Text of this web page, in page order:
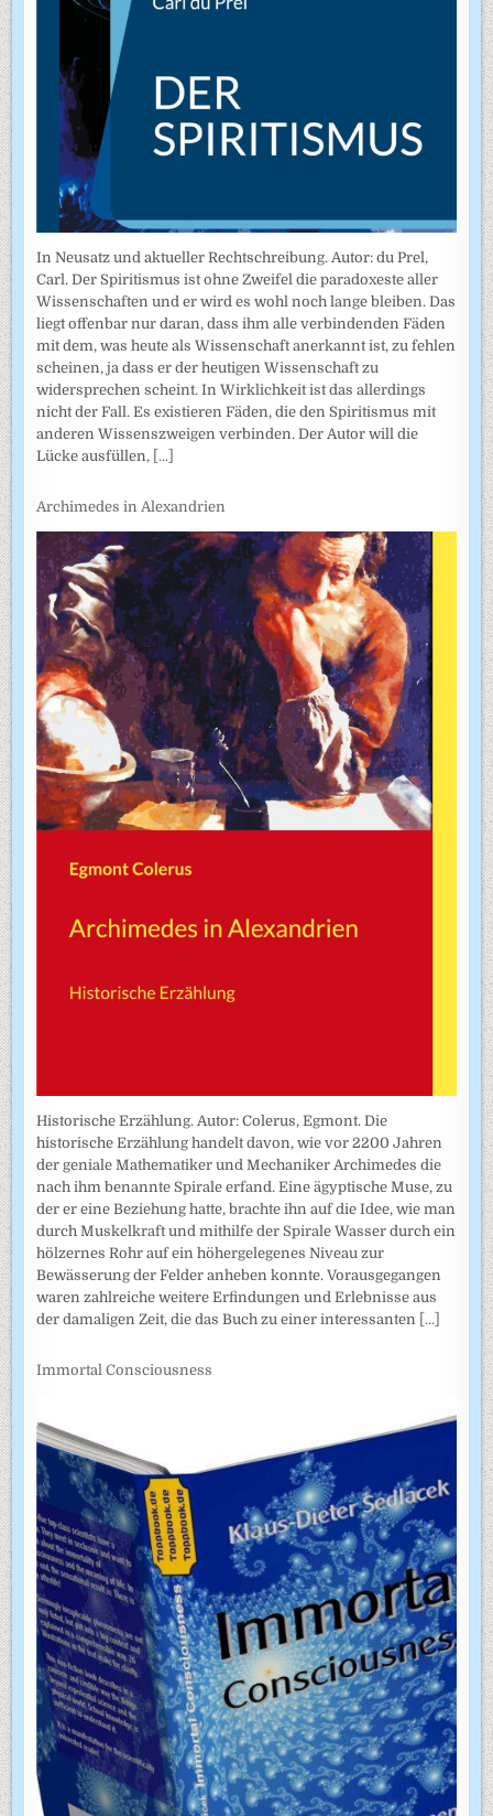
In Neusatz und aktueller Rechtschreibung. Autor: du Prel,
Carl. Der Spiritismus ist ohne Zweifel die paradoxeste aller
Wissenschaften und er wird es wohl noch lange bleiben. Das
liegt offenbar nur daran, dass ihm alle verbindenden Fäden
mit dem, was heute als Wissenschaft anerkannt ist, zu fehlen
scheinen, ja dass er der heutigen Wissenschaft zu
widersprechen scheint. In Wirklichkeit ist das allerdings
nicht der Fall. Es existieren Fäden, die den Spiritismus mit
anderen Wissenszweigen verbinden. Der Autor will die
Lücke ausfüllen, [...]
Archimedes in Alexandrien
Historische Erzählung. Autor: Colerus, Egmont. Die
historische Erzählung handelt davon, wie vor 2200 Jahren
der geniale Mathematiker und Mechaniker Archimedes die
nach ihm benannte Spirale erfand. Eine ägyptische Muse, zu
der er eine Beziehung hatte, brachte ihn auf die Idee, wie man
durch Muskelkraft und mithilfe der Spirale Wasser durch ein
hölzernes Rohr auf ein höhergelegenes Niveau zur
Bewässerung der Felder anheben konnte. Vorausgegangen
waren zahlreiche weitere Erfindungen und Erlebnisse aus
der damaligen Zeit, die das Buch zu einer interessanten [...]
Immortal Consciousness